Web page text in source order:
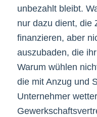
unbezahlt bleibt.
nur dazu dient, die
finanzieren, aber
auszubaden, die
Warum wühlen
die mit Anzug und
Unternehmer